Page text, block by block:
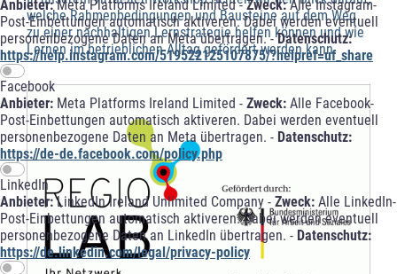
Anbieter:Meta Platforms Ireland Limited -Zweck:Alle Instagram-
Post-Einbettungen automatisch aktiveren. Dabei werden eventuell
personenbezogene Daten an Meta übertragen. -Datenschutz:
https://help.instagram.com/519522125107875/?helpref=uf_share
Facebook
Anbieter: Meta Platforms Ireland Limited - Zweck: Alle Facebook-
Post-Einbettungen automatisch aktiveren. Dabei werden eventuell
personenbezogene Daten an Meta übertragen. - Datenschutz:
https://de-de.facebook.com/policy.php
LinkedIn
Anbieter:LinkedIn Ireland Unlimited Company - Zweck: Alle LinkedIn-
Post-Einbettungen automatisch aktiveren. Dabei werden eventuell
personenbezogene Daten an LinkedIn übertragen. - Datenschutz:
https://de.linkedin.com/legal/privacy-policy
welche Rahmenbedingungen und Bausteine auf dem Weg
zu einer nachhaltigen Lernstrategie helfen können und wie
Lernen im betrieblichen Alltag gefördert werden kann.